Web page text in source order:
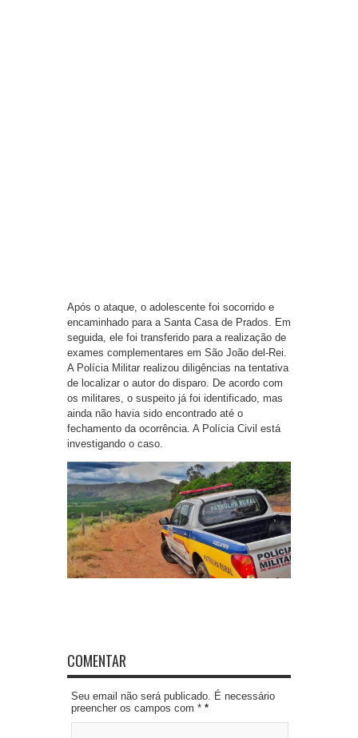
Após o ataque, o adolescente foi socorrido e
encaminhado para a Santa Casa de Prados. Em
seguida, ele foi transferido para a realização de
exames complementares em São João del-Rei.
A Polícia Militar realizou diligências na tentativa
de localizar o autor do disparo. De acordo com
os militares, o suspeito já foi identificado, mas
ainda não havia sido encontrado até o
fechamento da ocorrência. A Polícia Civil está
investigando o caso.
COMENTAR
Seu email não será publicado. É necessário
preencher os campos com * *